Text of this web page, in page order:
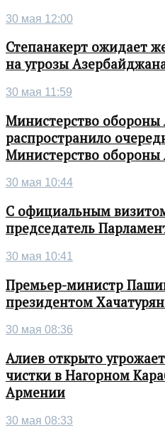
30 мая 12:00
Степанакерт ожидает
на угрозы
30 мая 11:59
Министерство обороны
распространило
Министерство
30 мая 10:44
С официальным
председатель
30 мая 10:41
Премьер-министр
президентом
30 мая 08:36
Алиев открыто
чистки в Нагорном
Армении
30 мая 08:33